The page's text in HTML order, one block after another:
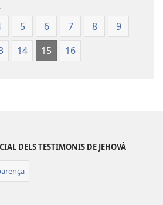
Món
5 6 7 8
9
14 15 16
DELS TESTIMONIS DE JEHOVÀ